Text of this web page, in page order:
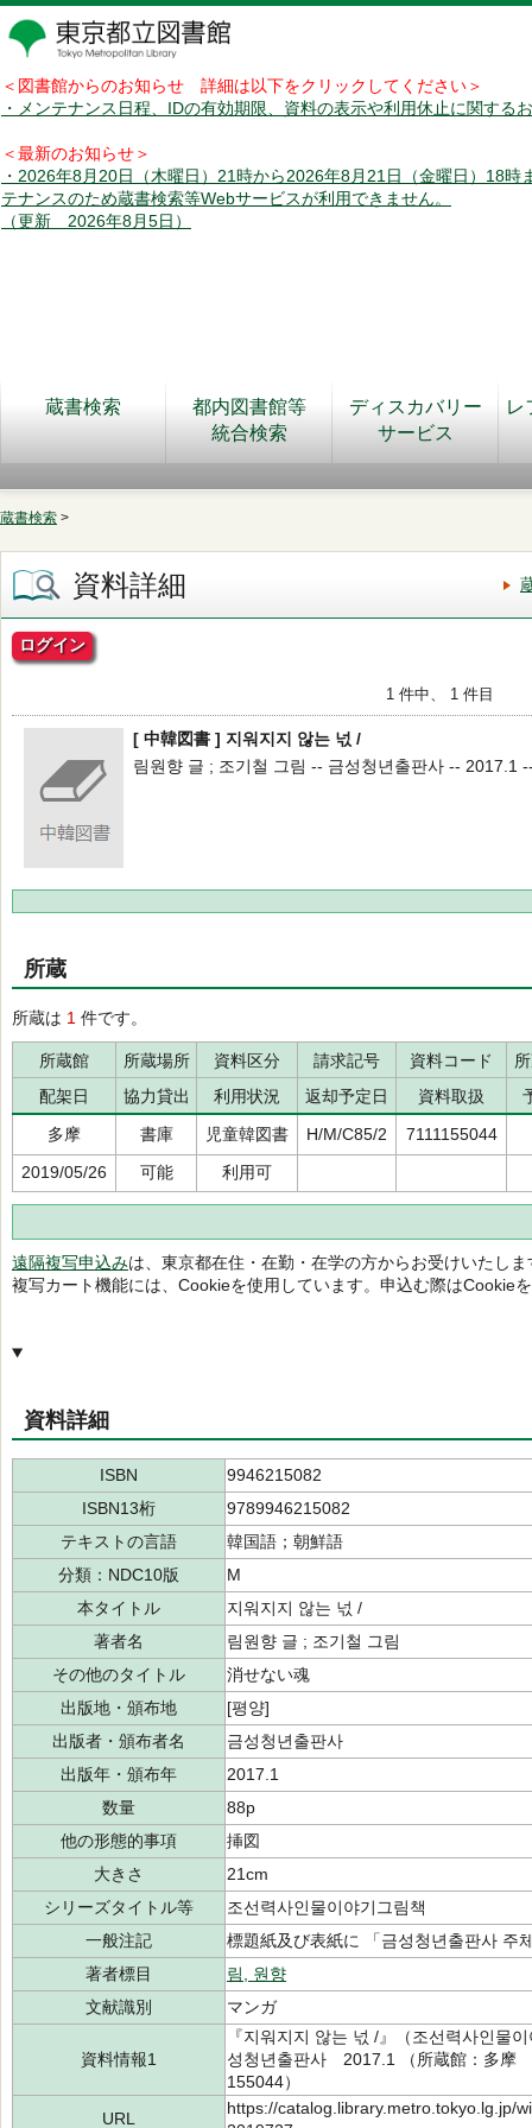
＜図書館からのお知らせ 詳細は以下をクリックしてください＞
・メンテナンス日程、IDの有効期限、資料の表示や利用休止に関する
＜最新のお知らせ＞
・2026年8月20日（木曜日）21時から2026年8月21日（金曜日）18時
テナンスのため蔵書検索等Webサービスが利用できません。
（更新 2026年8月5日）
蔵書検索
都内図書館等
統合検索
ディスカバリー
サービス
レ
蔵書検索 >
資料詳細
ログイン
1 件中、 1 件目
[ 中韓図書 ] 지워지지 않는 넋 /
림원향 글 ; 조기철 그림 -- 금성청년출판사 -- 2017.1
所蔵
所蔵は 1 件です。
所蔵館 所蔵場所 資料区分 請求記号 資料コード
配架日
協力貸出 利用状況 返却予定日 資料取扱
多摩
書庫 児童韓図書 H/M/C85/2
7111155044
2019/05/26
可能 利用可
遠隔複写申込みは、東京都在住・在勤・在学の方からお受けいたしま
複写カート機能には、Cookieを使用しています。申込む際はCookie
資料詳細
ISBN
9946215082
ISBN13桁
9789946215082
テキストの言語
韓国語；朝鮮語
分類：NDC10版
M
本タイトル
지워지지 않는 넋 /
著者名
림원향 글 ; 조기철 그림
その他のタイトル
消せない魂
出版地・頒布地
[평양]
出版者・頒布者名
금성청년출판사
出版年・頒布年
2017.1
数量
88p
他の形態的事項
挿図
大きさ
21cm
シリーズタイトル等
조선력사인물이야기그림책
一般注記
標題紙及び表紙に 「금성청년출판사 주
著者標目
림, 원향
文献識別
マンガ
資料情報1
『지워지지 않는 넋 /』（조선력사인
성청년출판사 2017.1 （所蔵館：多
155044）
URL
https://catalog.library.metro.tokyo.lg.jp/